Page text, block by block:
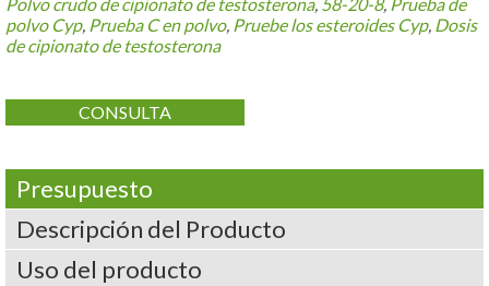
Polvo crudo de cipionato de testosterona, 58-20-8, Prueba de
polvo Cyp, Prueba C en polvo, Pruebe los esteroides Cyp, Dosis
de cipionato de testosterona
CONSULTA
Presupuesto
Descripción del Producto
Uso del producto